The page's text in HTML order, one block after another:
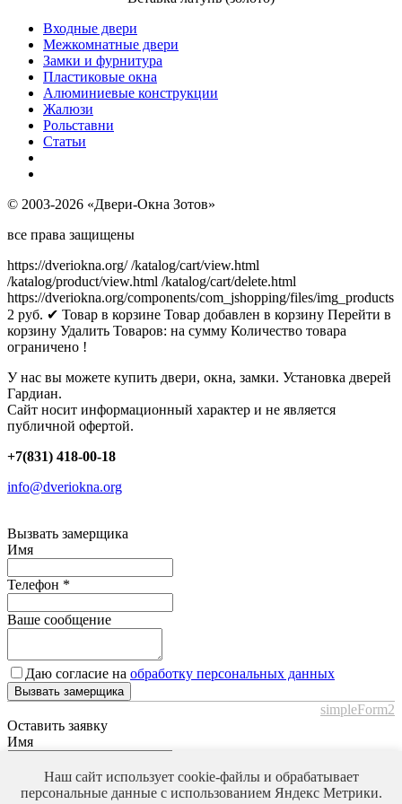
Входные двери
Межкомнатные двери
Замки и фурнитура
Пластиковые окна
Алюминиевые конструкции
Жалюзи
Рольставни
Статьи
© 2003-2026 «Двери-Окна Зотов»
все права защищены
https://dveriokna.org/ /katalog/cart/view.html
/katalog/product/view.html /katalog/cart/delete.html
https://dveriokna.org/components/com_jshopping/files/img_products
2 руб. ✔ Товар в корзине Товар добавлен в корзину Перейти в
корзину Удалить Товаров: на сумму Количество товара
ограничено !
У нас вы можете купить двери, окна, замки. Установка дверей
Гардиан.
Сайт носит информационный характер и не является
публичной офертой.
+7(831) 418-00-18
info@dveriokna.org
Вызвать замерщика
Имя
Телефон *
Ваше сообщение
Даю согласие на обработку персональных данных
Вызвать замерщика
simpleForm2
Оставить заявку
Имя
Телефон*
Наш сайт использует cookie-файлы и обрабатывает
персональные данные с использованием Яндекс Метрики.